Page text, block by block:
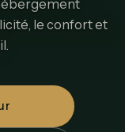
le confort et